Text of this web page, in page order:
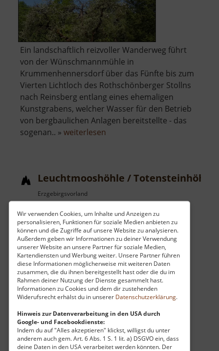
Wir verwenden Cookies, um Inhalte und Anzeigen zu
personalisieren, Funktionen für soziale Medien anbieten zu
können und die Zugriffe auf unsere Website zu analysieren.
Außerdem geben wir Informationen zu deiner Verwendung
unserer Website an unsere Partner für soziale Medien,
Kartendiensten und Werbung weiter. Unsere Partner führen
diese Informationen möglicherweise mit weiteren Daten
zusammen, die du ihnen bereitgestellt hast oder die du im
Rahmen deiner Nutzung der Dienste gesammelt hast.
Informationen zu Cookies und dem dir zustehenden
Widerufsrecht erhälst du in unserer Datenschutzerklärung.
Hinweis zur Datenverarbeitung in den USA durch
Google- und Facebookdienste:
Indem du auf "Alles akzeptieren" klickst, willigst du unter
anderem auch gem. Art. 6 Abs. 1 S. 1 lit. a) DSGVO ein, dass
deine Daten in den USA verarbeitet werden könnten. Der
Ein landschaftlich reizvoller Wanderweg führt
von der Wünschmannmühle in
Krummenhennersdorf über das Fünfte bis zum
Vierten Lichtloch des Rothschönberger Stollns
nach Reinsberg entlang eines ehemaligen
Kunstgrabens, welcher Wasser für den Betrieb
von bergbaulichen Anlagen bereitstellte - das
sogenan.. » weiterlesen
Leuchtmooshöhle / Totensteinhöhle
Erzgebirgsvorland
29 km vom aktuellen Standort
Am Totenstein im Rabensteiner Wald bei
Chemnitz befindet sich die Totensteinhöhle.
Früher gab es hier noch mehr des
sagenumwobenen Leuchtmooses. Aber auch
jetzt kann es noch hin und wieder gesichtet
werden... »weiterlesenüber
Leuchtmooshöhle